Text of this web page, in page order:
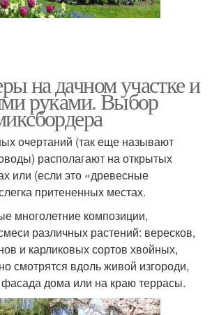
на дачном участке и
руками. Выбор
очертаний (так еще называют
располагают на открытых
или (если это «древесные
притененных местах.
многолетние композиции,
различных растений: вересков,
и карликовых сортов хвойных,
смотрятся вдоль живой изгороди,
дома или на краю террасы.